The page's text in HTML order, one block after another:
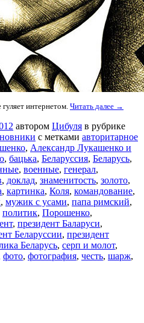
интернетом. Читать далее →
автором Цибуля в рубрике
с метками авторитарное
, Александр Лукашенко и
, бацька, Беларуссия, Беларусь,
, военные, генерал,
, доклад, знаменитость, золото,
, картинка, Коля, командование,
, мужик с усами, папа римский,
политик, Порошенко,
, президент Баларуси,
Беларуссии, президент
Беларусь, серп и молот,
фото, фотография, честь, шарж,